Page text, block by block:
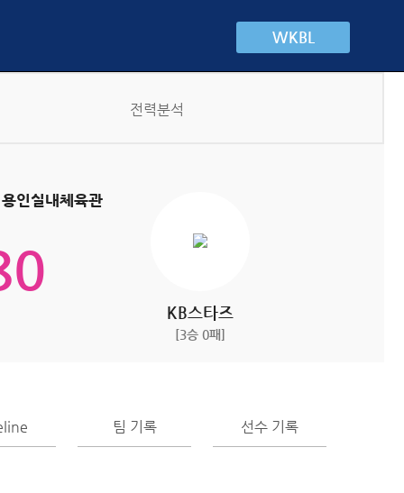
WKBL
전력분석
인실내체육관
KB스타즈
[3승 0패]
팀 기록 선수 기록